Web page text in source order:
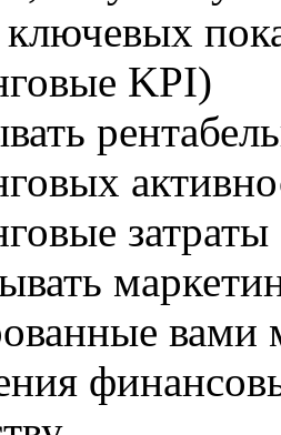
KPI)
затраты
вами